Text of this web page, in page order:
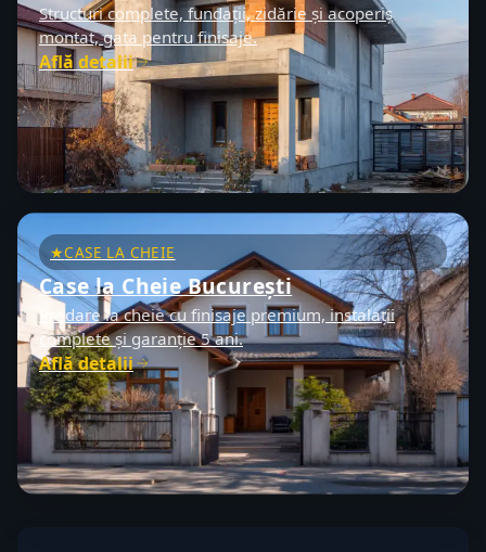
Structuri complete, fundații, zidărie și acoperiș
montat, gata pentru finisaje.
Află detalii
CASE LA CHEIE
Case la Cheie București
Predare la cheie cu finisaje premium, instalații
complete și garanție 5 ani.
Află detalii